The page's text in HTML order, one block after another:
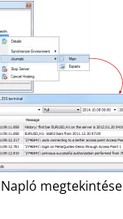
Napló megtekintése